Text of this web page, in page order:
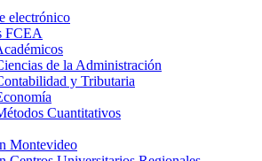
electrónico
FCEA
de la Administración
y Tributaria
Cuantitativos
Montevideo